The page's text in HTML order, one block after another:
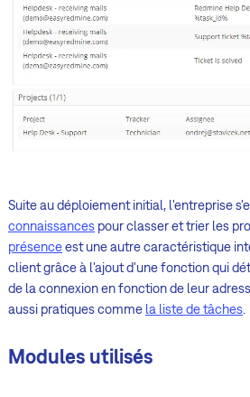
Suite au déploiement initial, l'entreprise
connaissances pour classer et trier les
présenceest une autre caractéristique
client grâce à l'ajout d'une fonction qui
de la connexion en fonction de leur
aussi pratiques comme la liste de tâches.
Modules utilisés